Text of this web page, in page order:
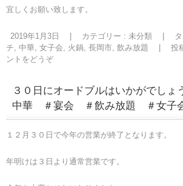
宜しくお願い致します。
2019年1月3日 カテゴリー : 未分類
チ, 中華, 女子会, 火鍋, 長岡市, 飲み放題 投
ントをどうぞ
３０日にオードブルはいかが
中華 ＃宴会 ＃飲み放題 ＃女子
１２月３０日で今年の営業が終了となります。
年明けは３日より通常営業です。